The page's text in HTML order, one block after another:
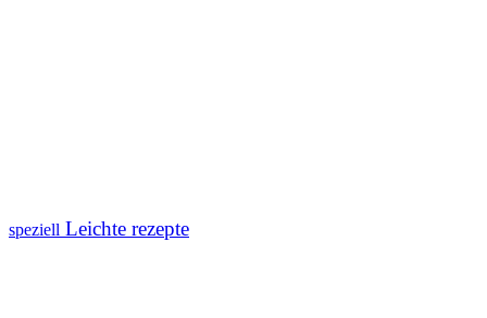
speziell Leichte rezepte